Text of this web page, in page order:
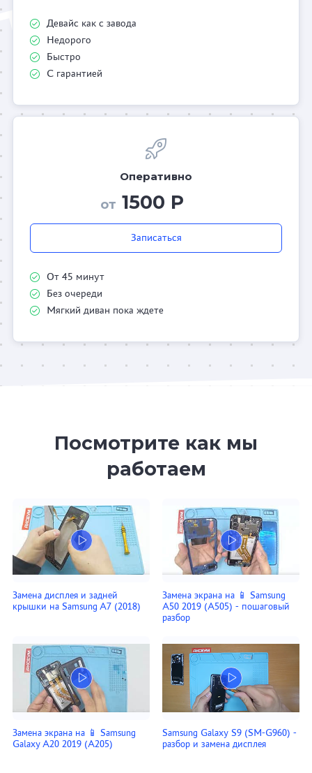
Девайс как с завода
Недорого
Быстро
С гарантией
Оперативно
от 1500 Р
Записаться
От 45 минут
Без очереди
Мягкий диван пока ждете
Посмотрите как мы
работаем
Замена дисплея и задней
крышки на Samsung A7 (2018)
Замена экрана на 📱 Samsung
A50 2019 (A505) - пошаговый
разбор
Замена экрана на 📱 Samsung
Galaxy A20 2019 (A205)
Samsung Galaxy S9 (SM-G960) -
разбор и замена дисплея